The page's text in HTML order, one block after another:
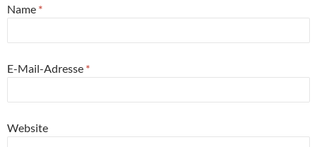
Name *
E-Mail-Adresse *
Website